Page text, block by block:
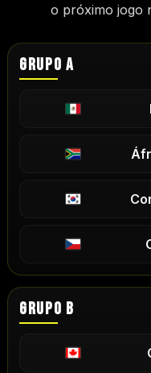
o próximo jogo
GRUPO A
GRUPO B